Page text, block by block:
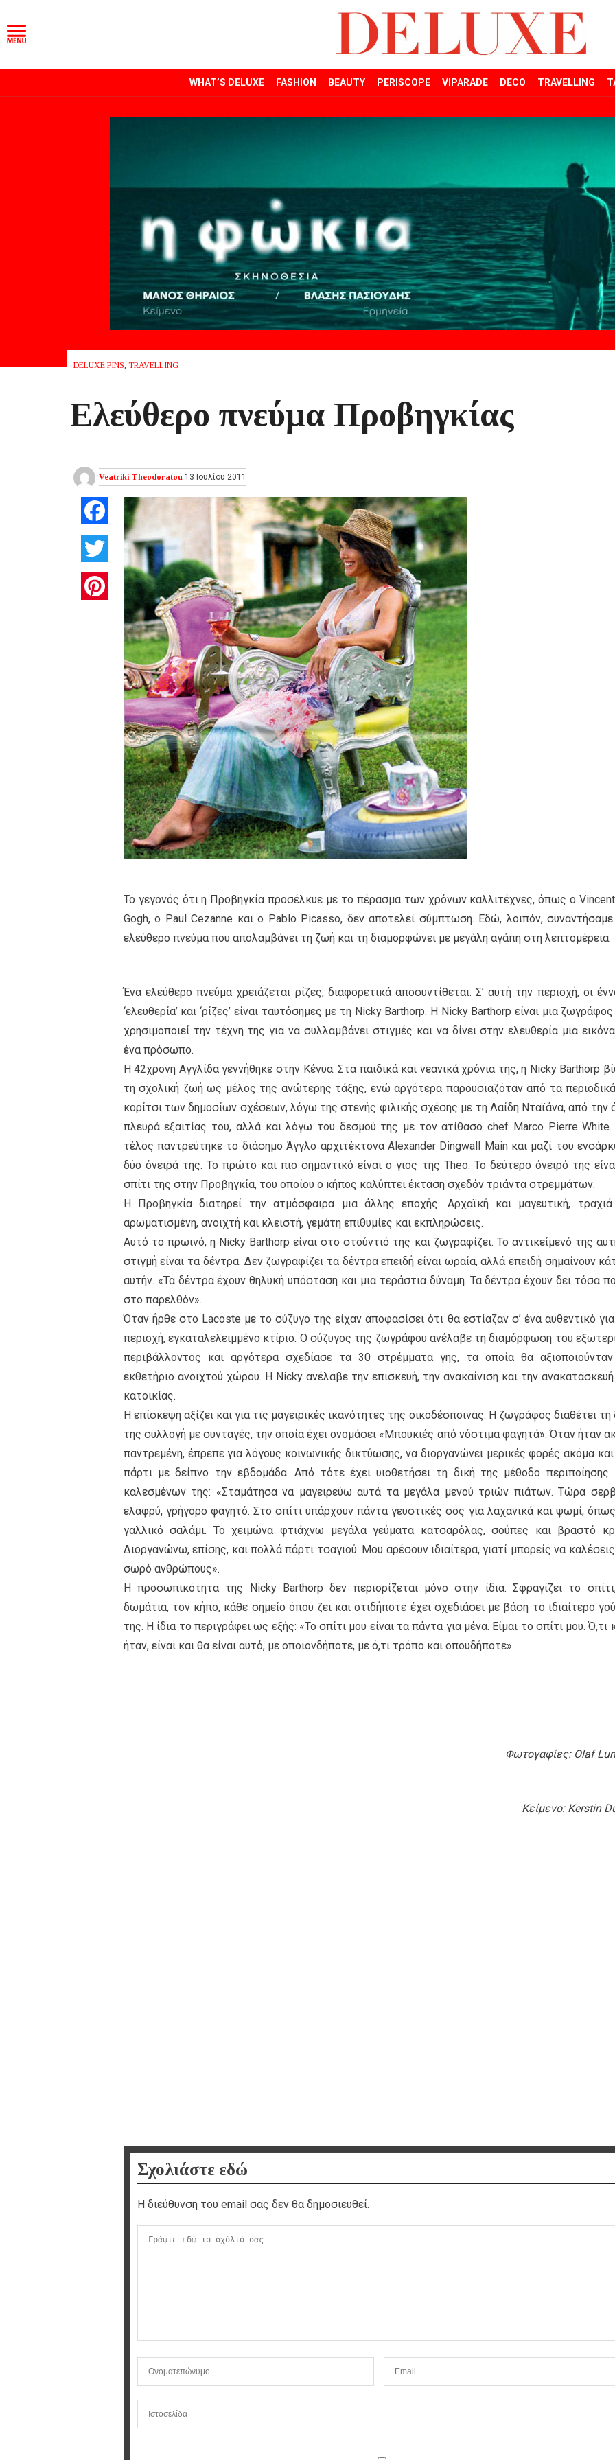
WHAT’S DELUXE FASHION BEAUTY PERISCOPE VIPARADE DECO TRAVELLING
DELUXE PINS, TRAVELLING
Eλεύθερο πνεύμα Προβηγκίας
Veatriki Theodoratou 13 Ιουλίου 2011
Facebook
Twitter
Pinterest
Το γεγονός ότι η Προβηγκία προσέλκυε με το πέρασμα των χρόνων καλλιτέχνες, όπως ο
Gogh, o Paul Cezanne και ο Pablo Picasso, δεν αποτελεί σύμπτωση. Εδώ, λοιπόν,
ελεύθερο πνεύμα που απολαμβάνει τη ζωή και τη διαμορφώνει με μεγάλη αγάπη στη λεπτομέρεια.
Ένα ελεύθερο πνεύμα χρειάζεται ρίζες, διαφορετικά αποσυντίθεται. Σ’ αυτή την περιοχή, οι
‘ελευθερία’ και ‘ρίζες’ είναι ταυτόσημες με τη Nicky Barthorp. Η Nicky Barthorp είναι μια
χρησιμοποιεί την τέχνη της για να συλλαμβάνει στιγμές και να δίνει στην ελευθερία μια
ένα πρόσωπο.
H 42χρονη Αγγλίδα γεννήθηκε στην Κένυα. Στα παιδικά και νεανικά χρόνια της, η Nicky Barthorp
τη σχολική ζωή ως μέλος της ανώτερης τάξης, ενώ αργότερα παρουσιαζόταν από τα
κορίτσι των δημοσίων σχέσεων, λόγω της στενής φιλικής σχέσης με τη Λαίδη Νταϊάνα, από την
πλευρά εξαιτίας του, αλλά και λόγω του δεσμού της με τον ατίθασο chef Μarco Pierre White.
τέλος παντρεύτηκε το διάσημο Άγγλο αρχιτέκτονα Alexander Dingwall Main και μαζί του
δύο όνειρά της. Το πρώτο και πιο σημαντικό είναι ο γιος της Theo. Το δεύτερο όνειρό της
σπίτι της στην Προβηγκία, του οποίου ο κήπος καλύπτει έκταση σχεδόν τριάντα στρεμμάτων.
Η Προβηγκία διατηρεί την ατμόσφαιρα μια άλλης εποχής. Αρχαϊκή και μαγευτική,
αρωματισμένη, ανοιχτή και κλειστή, γεμάτη επιθυμίες και εκπληρώσεις.
Αυτό το πρωινό, η Nicky Barthorp είναι στο στούντιό της και ζωγραφίζει. Το αντικείμενό της
στιγμή είναι τα δέντρα. Δεν ζωγραφίζει τα δέντρα επειδή είναι ωραία, αλλά επειδή σημαίνουν
αυτήν. «Τα δέντρα έχουν θηλυκή υπόσταση και μια τεράστια δύναμη. Τα δέντρα έχουν δει τόσα
στο παρελθόν».
Όταν ήρθε στο Lacoste με το σύζυγό της είχαν αποφασίσει ότι θα εστίαζαν σ’ ένα αυθεντικό
περιοχή, εγκαταλελειμμένο κτίριο. Ο σύζυγος της ζωγράφου ανέλαβε τη διαμόρφωση του
περιβάλλοντος και αργότερα σχεδίασε τα 30 στρέμματα γης, τα οποία θα
εκθετήριο ανοιχτού χώρου. Η Nicky ανέλαβε την επισκευή, την ανακαίνιση και την
κατοικίας.
Η επίσκεψη αξίζει και για τις μαγειρικές ικανότητες της οικοδέσποινας. Η ζωγράφος διαθέτει τη
της συλλογή με συνταγές, την οποία έχει ονομάσει «Μπουκιές από νόστιμα φαγητά». Όταν ήταν
παντρεμένη, έπρεπε για λόγους κοινωνικής δικτύωσης, να διοργανώνει μερικές φορές ακόμα
πάρτι με δείπνο την εβδομάδα. Από τότε έχει υιοθετήσει τη δική της μέθοδο
καλεσμένων της: «Σταμάτησα να μαγειρεύω αυτά τα μεγάλα μενού τριών πιάτων. Τώρα
ελαφρύ, γρήγορο φαγητό. Στο σπίτι υπάρχουν πάντα γευστικές σος για λαχανικά και ψωμί,
γαλλικό σαλάμι. Το χειμώνα φτιάχνω μεγάλα γεύματα κατσαρόλας, σούπες και βραστό
Διοργανώνω, επίσης, και πολλά πάρτι τσαγιού. Μου αρέσουν ιδιαίτερα, γιατί μπορείς να
σωρό ανθρώπους».
H προσωπικότητα της Nicky Barthorp δεν περιορίζεται μόνο στην ίδια. Σφραγίζει το
δωμάτια, τον κήπο, κάθε σημείο όπου ζει και οτιδήποτε έχει σχεδιάσει με βάση το ιδιαίτερο
της. Η ίδια το περιγράφει ως εξής: «Το σπίτι μου είναι τα πάντα για μένα. Είμαι το σπίτι μου. Ό,τι
ήταν, είναι και θα είναι αυτό, με οποιονδήποτε, με ό,τι τρόπο και οπουδήποτε».
Φωτογαφίες: Οlaf
Kείμενο: Kerstin
Σχολιάστε εδώ
Η διεύθυνση του email σας δεν θα δημοσιευθεί.